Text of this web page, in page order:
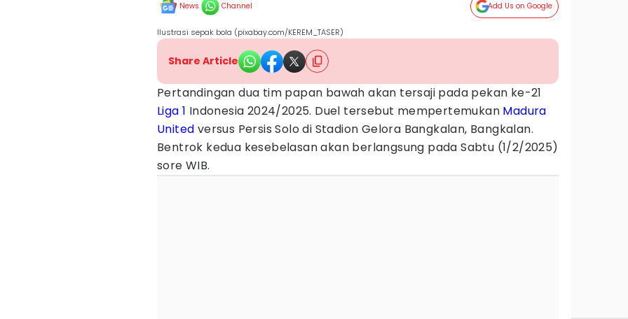
News Channel Add Us on Google
Ilustrasi sepak bola (pixabay.com/KEREM_TASER)
Share Article
Pertandingan dua tim papan bawah akan tersaji pada pekan ke-21
Liga 1 Indonesia 2024/2025. Duel tersebut mempertemukan Madura
United versus Persis Solo di Stadion Gelora Bangkalan, Bangkalan.
Bentrok kedua kesebelasan akan berlangsung pada Sabtu (1/2/2025)
sore WIB.